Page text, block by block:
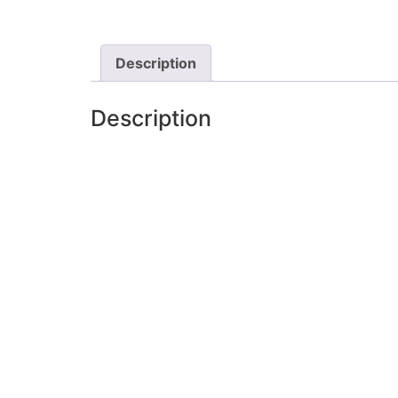
Description
Description